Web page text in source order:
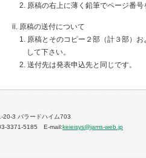
2. 原稿の右上に薄く鉛筆でページ番号
ii. 原稿の送付について
1. 原稿とそのコピー２部（計３部）
して下さい。
2. 送付先は発表申込先と同じです。
20-3 バラードハイム703
3371-5185 E-mail:keieisys@jams-web.jp